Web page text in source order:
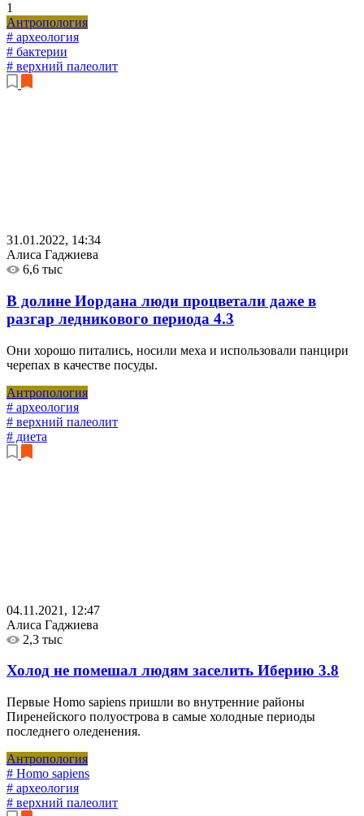
1
Антропология
# археология
# бактерии
# верхний палеолит
31.01.2022, 14:34
Алиса Гаджиева
6,6 тыс
В долине Иордана люди процветали даже в
разгар ледникового периода 4.3
Они хорошо питались, носили меха и использовали панцири
черепах в качестве посуды.
Антропология
# археология
# верхний палеолит
# диета
04.11.2021, 12:47
Алиса Гаджиева
2,3 тыс
Холод не помешал людям заселить Иберию 3.8
Первые Homo sapiens пришли во внутренние районы
Пиренейского полуострова в самые холодные периоды
последнего оледенения.
Антропология
# Homo sapiens
# археология
# верхний палеолит